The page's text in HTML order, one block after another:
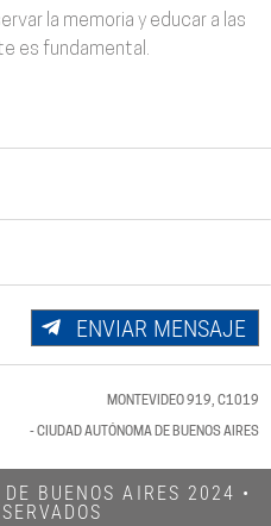
la memoria y educar a las
es fundamental.
ENVIAR MENSAJE
MONTEVIDEO 919, C1019
- CIUDAD AUTÓNOMA DE BUENOS AIRES
DE BUENOS AIRES 2024​ •